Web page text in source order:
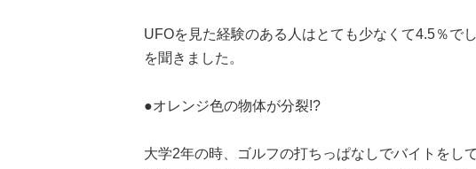
UFOを見た経験のある人はとても少なくて4.5％で
を聞きました。
●オレンジ色の物体が分裂!?
大学2年の時、ゴルフの打ちっぱなしでバイトをし